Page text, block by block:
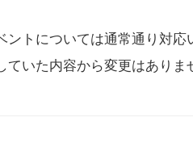
トについては通常通り対応
いた内容から変更はありま